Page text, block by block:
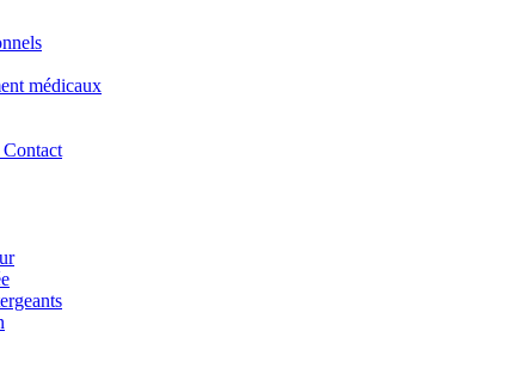
médicaux